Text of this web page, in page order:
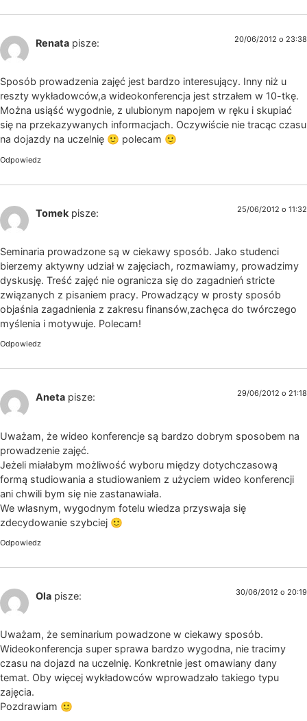
Renata pisze: 20/06/2012 o 23:38
Sposób prowadzenia zajęć jest bardzo interesujący. Inny niż u
reszty wykładowców,a wideokonferencja jest strzałem w 10-tkę.
Można usiąść wygodnie, z ulubionym napojem w ręku i skupiać
się na przekazywanych informacjach. Oczywiście nie tracąc czasu
na dojazdy na uczelnię 🙂 polecam 🙂
Odpowiedz
Tomek pisze: 25/06/2012 o 11:32
Seminaria prowadzone są w ciekawy sposób. Jako studenci
bierzemy aktywny udział w zajęciach, rozmawiamy, prowadzimy
dyskusję. Treść zajęć nie ogranicza się do zagadnień stricte
związanych z pisaniem pracy. Prowadzący w prosty sposób
objaśnia zagadnienia z zakresu finansów,zachęca do twórczego
myślenia i motywuje. Polecam!
Odpowiedz
Aneta pisze: 29/06/2012 o 21:18
Uważam, że wideo konferencje są bardzo dobrym sposobem na
prowadzenie zajęć.
Jeżeli miałabym możliwość wyboru między dotychczasową
formą studiowania a studiowaniem z użyciem wideo konferencji
ani chwili bym się nie zastanawiała.
We własnym, wygodnym fotelu wiedza przyswaja się
zdecydowanie szybciej 🙂
Odpowiedz
Ola pisze: 30/06/2012 o 20:19
Uważam, że seminarium powadzone w ciekawy sposób.
Wideokonferencja super sprawa bardzo wygodna, nie tracimy
czasu na dojazd na uczelnię. Konkretnie jest omawiany dany
temat. Oby więcej wykładowców wprowadzało takiego typu
zajęcia.
Pozdrawiam 🙂